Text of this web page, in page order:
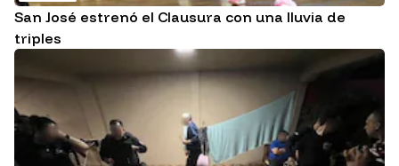
San José estrenó el Clausura con una lluvia de
triples